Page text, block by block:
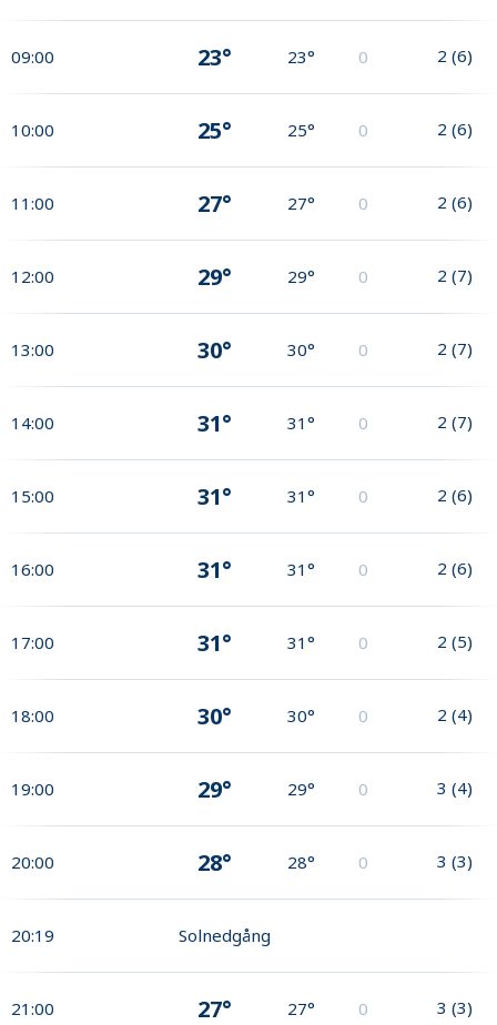
09:00 23° 23° 0 2 (6)
10:00 25° 25° 0 2 (6)
11:00 27° 27° 0 2 (6)
12:00 29° 29° 0 2 (7)
13:00 30° 30° 0 2 (7)
14:00 31° 31° 0 2 (7)
15:00 31° 31° 0 2 (6)
16:00 31° 31° 0 2 (6)
17:00 31° 31° 0 2 (5)
18:00 30° 30° 0 2 (4)
19:00 29° 29° 0 3 (4)
20:00 28° 28° 0 3 (3)
20:19 Solnedgång
21:00 27° 27° 0 3 (3)